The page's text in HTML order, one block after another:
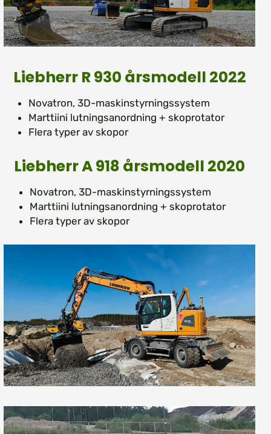
Liebherr R 930 årsmodell 2022
Novatron, 3D-maskinstyrningssystem
Marttiini lutningsanordning + skoprotator
Flera typer av skopor
Liebherr A 918 årsmodell 2020
Novatron, 3D-maskinstyrningssystem
Marttiini lutningsanordning + skoprotator
Flera typer av skopor